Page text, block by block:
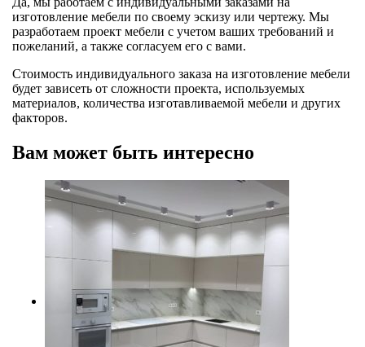
изготовление мебели по своему эскизу или чертежу. Мы
разработаем проект мебели с учетом ваших требований и
пожеланий, а также согласуем его с вами.
Стоимость индивидуального заказа на изготовление мебели
будет зависеть от сложности проекта, используемых
материалов, количества изготавливаемой мебели и других
факторов.
Вам может быть интересно